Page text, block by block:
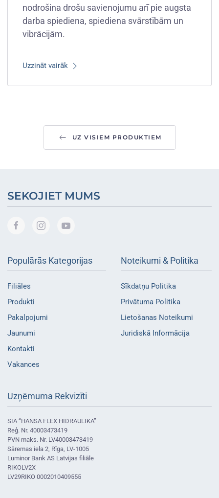
nodrošina drošu savienojumu arī pie augsta
darba spiediena, spiediena svārstībām un
vibrācijām.
Uzzināt vairāk
UZ VISIEM PRODUKTIEM
SEKOJIET MUMS
Populārās Kategorijas
Filiāles
Produkti
Pakalpojumi
Jaunumi
Kontakti
Vakances
Noteikumi & Politika
Sīkdatņu Politika
Privātuma Politika
Lietošanas Noteikumi
Juridiskā Informācija
Uzņēmuma Rekvizīti
SIA “HANSA FLEX HIDRAULIKA”
Reģ. Nr. 40003473419
PVN maks. Nr. LV40003473419
Sāremas iela 2, Rīga, LV-1005
Luminor Bank AS Latvijas filiāle
RIKOLV2X
LV29RIKO 0002010409555